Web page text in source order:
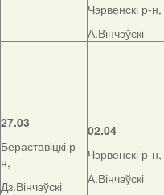
Чэрвенскі р-н,
А.Вінчэўскі
27.03
Бераставіцкі р-
н,
Дз.Вінчэўскі
02.04
Чэрвенскі р-н,
А.Вінчэўскі